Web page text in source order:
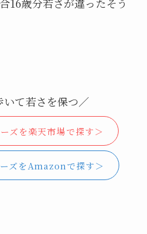
16歳分若さが違ったそう
て若さを保つ／
ズを楽天市場で探す＞
ズをAmazonで探す＞